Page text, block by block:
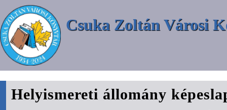
Csuka Zoltán Városi
Helyismereti állomány